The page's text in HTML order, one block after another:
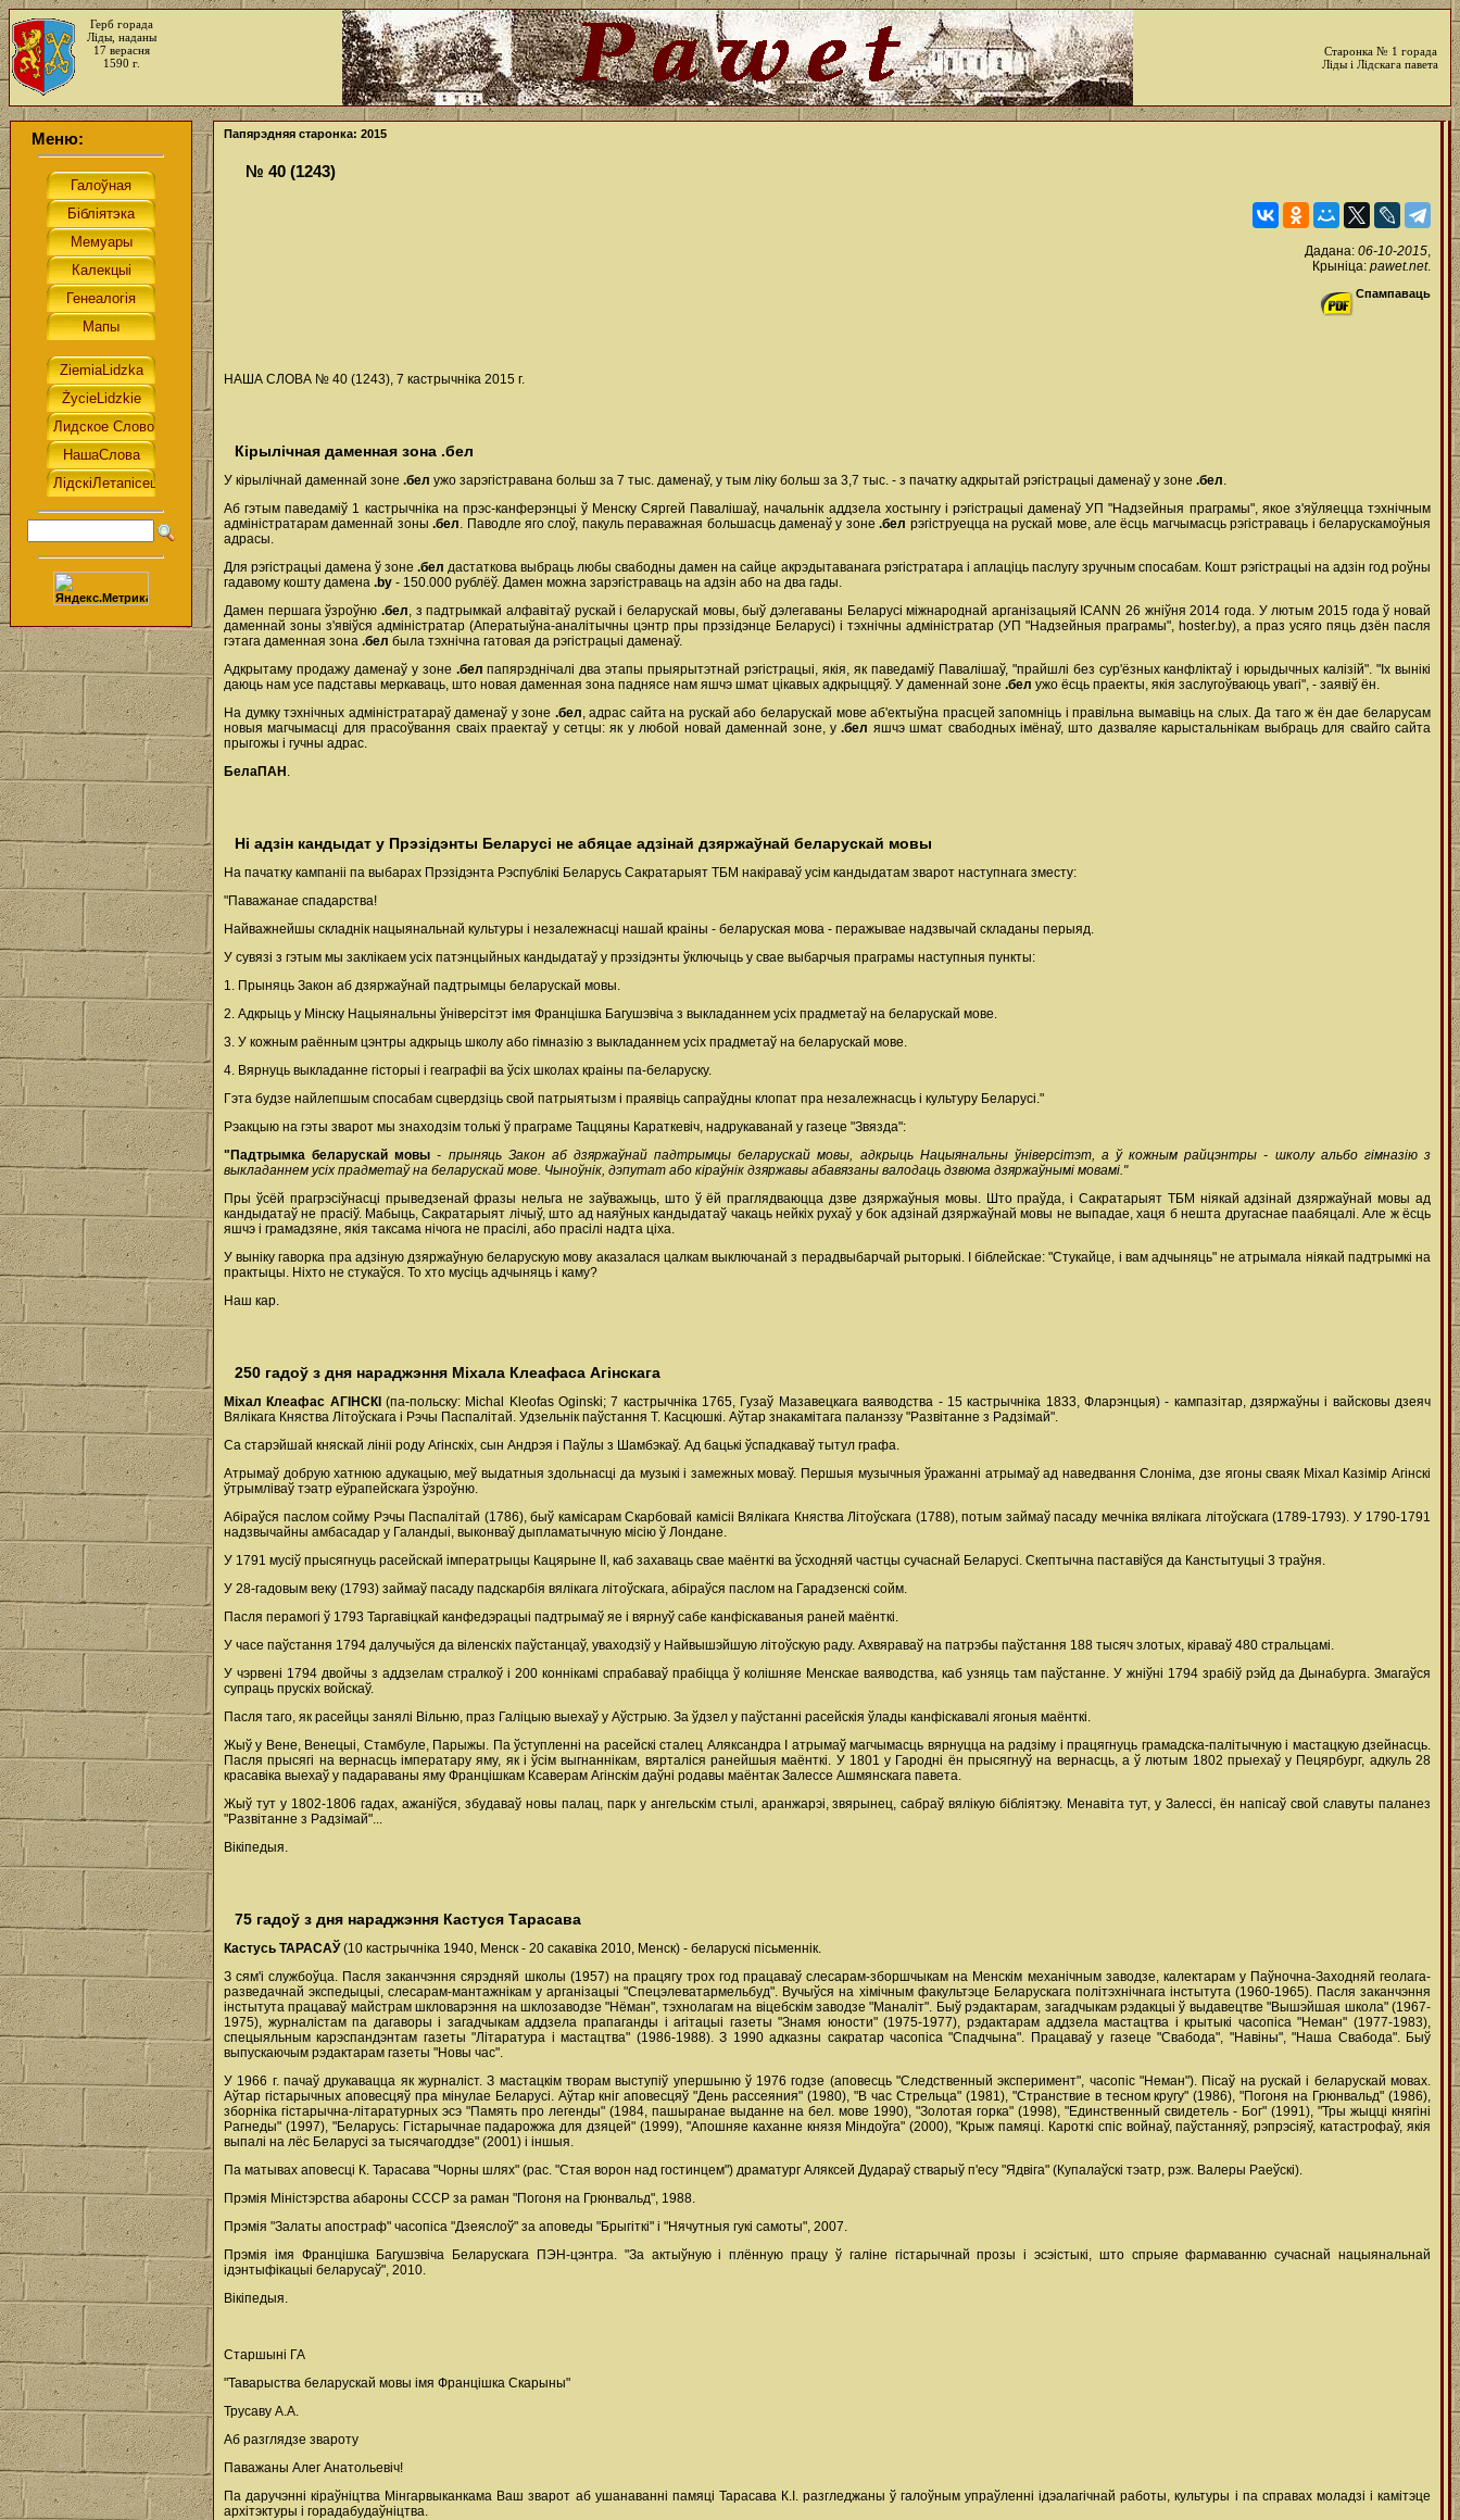
Герб горада
Ліды, наданы
17 верасня
1590 г.
Старонка № 1 горада
Ліды і Лідскага павета
Меню: Папярэдняя старонка: 2015
№ 40 (1243)
Дадана: 06-10-2015,
Крыніца: pawet.net.
Спампаваць
НАША СЛОВА № 40 (1243), 7 кастрычніка 2015 г.
Кірылічная даменная зона .бел
У кірылічнай даменнай зоне .бел ужо зарэгістравана больш за 7 тыс. даменаў, у тым ліку больш за 3,7 тыс. - з пачатку адкрытай рэгістрацыі даменаў у зоне .бел.
Аб гэтым паведаміў 1 кастрычніка на прэс-канферэнцыі ў Менску Сяргей Павалішаў, начальнік аддзела хостынгу і рэгістрацыі даменаў УП "Надзейныя праграмы", якое з'яўляецца тэхнічным
адміністратарам даменнай зоны.бел. Паводле яго слоў, пакуль пераважная большасць даменаў у зоне.бел рэгіструецца на рускай мове, але ёсць магчымасць рэгістраваць і беларускамоўныя
адрасы.
Для рэгістрацыі дамена ў зоне.бел дастаткова выбраць любы свабодны дамен на сайце акрэдытаванага рэгістратара і аплаціць паслугу зручным спосабам. Кошт рэгістрацыі на адзін год роўны
гадавому кошту дамена .by - 150.000 рублёў. Дамен можна зарэгістраваць на адзін або на два гады.
Дамен першага ўзроўню .бел, з падтрымкай алфавітаў рускай і беларускай мовы, быў дэлегаваны Беларусі міжнароднай арганізацыяй ICANN 26 жніўня 2014 года. У лютым 2015 года ў новай
даменнай зоны з'явіўся адміністратар (Аператыўна-аналітычны цэнтр пры прэзідэнце Беларусі) і тэхнічны адміністратар (УП "Надзейныя праграмы", hoster.by), а праз усяго пяць дзён пасля
гэтага даменная зона .бел была тэхнічна гатовая да рэгістрацыі даменаў.
Адкрытаму продажу даменаў у зоне .бел папярэднічалі два этапы прыярытэтнай рэгістрацыі, якія, як паведаміў Павалішаў, "прайшлі без сур'ёзных канфліктаў і юрыдычных калізій". "Іх вынікі
даюць нам усе падставы меркаваць, што новая даменная зона паднясе нам яшчэ шмат цікавых адкрыццяў. У даменнай зоне .бел ужо ёсць праекты, якія заслугоўваюць увагі", - заявіў ён.
На думку тэхнічных адміністратараў даменаў у зоне .бел, адрас сайта на рускай або беларускай мове аб'ектыўна прасцей запомніць і правільна вымавіць на слых. Да таго ж ён дае беларусам
новыя магчымасці для прасоўвання сваіх праектаў у сетцы: як у любой новай даменнай зоне, у.бел яшчэ шмат свабодных імёнаў, што дазваляе карыстальнікам выбраць для свайго сайта
прыгожы і гучны адрас.
БелаПАН .
Ні адзін кандыдат у Прэзідэнты Беларусі не абяцае адзінай дзяржаўнай беларускай мовы
На пачатку кампаніі па выбарах Прэзідэнта Рэспублікі Беларусь Сакратарыят ТБМ накіраваў усім кандыдатам зварот наступнага зместу:
"Паважанае спадарства!
Найважнейшы складнік нацыянальнай культуры і незалежнасці нашай краіны - беларуская мова - перажывае надзвычай складаны перыяд.
У сувязі з гэтым мы заклікаем усіх патэнцыйных кандыдатаў у прэзідэнты ўключыць у свае выбарчыя праграмы наступныя пункты:
1. Прыняць Закон аб дзяржаўнай падтрымцы беларускай мовы.
2. Адкрыць у Мінску Нацыянальны ўніверсітэт імя Францішка Багушэвіча з выкладаннем усіх прадметаў на беларускай мове.
3. У кожным раённым цэнтры адкрыць школу або гімназію з выкладаннем усіх прадметаў на беларускай мове.
4. Вярнуць выкладанне гісторыі і геаграфіі ва ўсіх школах краіны па-беларуску.
Гэта будзе найлепшым спосабам сцвердзіць свой патрыятызм і праявіць сапраўдны клопат пра незалежнасць і культуру Беларусі."
Рэакцыю на гэты зварот мы знаходзім толькі ў праграме Таццяны Караткевіч, надрукаванай у газеце "Звязда":
"Падтрымка беларускай мовы - прыняць Закон аб дзяржаўнай падтрымцы беларускай мовы, адкрыць Нацыянальны ўніверсітэт, а ў кожным райцэнтры - школу альбо гімназію з
выкладаннем усіх прадметаў на беларускай мове. Чыноўнік, дэпутат або кіраўнік дзяржавы абавязаны валодаць дзвюма дзяржаўнымі мовамі."
Пры ўсёй прагрэсіўнасці прыведзенай фразы нельга не заўважыць, што ў ёй праглядваюцца дзве дзяржаўныя мовы. Што праўда, і Сакратарыят ТБМ ніякай адзінай дзяржаўнай мовы ад
кандыдатаў не прасіў. Мабыць, Сакратарыят лічыў, што ад наяўных кандыдатаў чакаць нейкіх рухаў у бок адзінай дзяржаўнай мовы не выпадае, хаця б нешта другаснае паабяцалі. Але ж ёсць
яшчэ і грамадзяне, якія таксама нічога не прасілі, або прасілі надта ціха.
У выніку гаворка пра адзіную дзяржаўную беларускую мову аказалася цалкам выключанай з перадвыбарчай рыторыкі. І біблейскае: "Стукайце, і вам адчыняць" не атрымала ніякай падтрымкі на
практыцы. Ніхто не стукаўся. То хто мусіць адчыняць і каму?
Наш кар.
250 гадоў з дня нараджэння Міхала Клеафаса Агінскага
Міхал Клеафас АГІНСКІ (па-польску: Michal Kleofas Oginski; 7 кастрычніка 1765, Гузаў Мазавецкага ваяводства - 15 кастрычніка 1833, Фларэнцыя) - кампазітар, дзяржаўны і вайсковы дзеяч
Вялікага Княства Літоўскага і Рэчы Паспалітай. Удзельнік паўстання Т. Касцюшкі. Аўтар знакамітага паланэзу "Развітанне з Радзімай".
Са старэйшай княскай лініі роду Агінскіх, сын Андрэя і Паўлы з Шамбэкаў. Ад бацькі ўспадкаваў тытул графа.
Атрымаў добрую хатнюю адукацыю, меў выдатныя здольнасці да музыкі і замежных моваў. Першыя музычныя ўражанні атрымаў ад наведвання Слоніма, дзе ягоны сваяк Міхал Казімір Агінскі
ўтрымліваў тэатр еўрапейскага ўзроўню.
Абіраўся паслом сойму Рэчы Паспалітай (1786), быў камісарам Скарбовай камісіі Вялікага Княства Літоўскага (1788), потым займаў пасаду мечніка вялікага літоўскага (1789-1793). У 1790-1791
надзвычайны амбасадар у Галандыі, выконваў дыпламатычную місію ў Лондане.
У 1791 мусіў прысягнуць расейскай імператрыцы Кацярыне II, каб захаваць свае маёнткі ва ўсходняй частцы сучаснай Беларусі. Скептычна паставіўся да Канстытуцыі 3 траўня.
У 28-гадовым веку (1793) займаў пасаду падскарбія вялікага літоўскага, абіраўся паслом на Гарадзенскі сойм.
Пасля перамогі ў 1793 Таргавіцкай канфедэрацыі падтрымаў яе і вярнуў сабе канфіскаваныя раней маёнткі.
У часе паўстання 1794 далучыўся да віленскіх паўстанцаў, уваходзіў у Найвышэйшую літоўскую раду. Ахвяраваў на патрэбы паўстання 188 тысяч злотых, кіраваў 480 стральцамі.
У чэрвені 1794 двойчы з аддзелам стралкоў і 200 коннікамі спрабаваў прабіцца ў колішняе Менскае ваяводства, каб узняць там паўстанне. У жніўні 1794 зрабіў рэйд да Дынабурга. Змагаўся
супраць прускіх войскаў.
Пасля таго, як расейцы занялі Вільню, праз Галіцыю выехаў у Аўстрыю. За ўдзел у паўстанні расейскія ўлады канфіскавалі ягоныя маёнткі.
Жыў у Вене, Венецыі, Стамбуле, Парыжы. Па ўступленні на расейскі сталец Аляксандра I атрымаў магчымасць вярнуцца на радзіму і працягнуць грамадска-палітычную і мастацкую дзейнасць.
Пасля прысягі на вернасць імператару яму, як і ўсім выгнаннікам, вярталіся ранейшыя маёнткі. У 1801 у Гародні ён прысягнуў на вернасць, а ў лютым 1802 прыехаў у Пецярбург, адкуль 28
красавіка выехаў у падараваны яму Францішкам Ксаверам Агінскім даўні родавы маёнтак Залессе Ашмянскага павета.
Жыў тут у 1802-1806 гадах, ажаніўся, збудаваў новы палац, парк у ангельскім стылі, аранжарэі, звярынец, сабраў вялікую бібліятэку. Менавіта тут, у Залессі, ён напісаў свой славуты паланез
"Развітанне з Радзімай"...
Вікіпедыя.
75 гадоў з дня нараджэння Кастуся Тарасава
Кастусь ТАРАСАЎ(10 кастрычніка 1940, Менск - 20 сакавіка 2010, Менск) - беларускі пісьменнік.
З сям'і службоўца. Пасля заканчэння сярэдняй школы (1957) на працягу трох год працаваў слесарам-зборшчыкам на Менскім механічным заводзе, калектарам у Паўночна-Заходняй геолага-
разведачнай экспедыцыі, слесарам-мантажнікам у арганізацыі "Спецэлеватармельбуд". Вучыўся на хімічным факультэце Беларускага політэхнічнага інстытута (1960-1965). Пасля заканчэння
інстытута працаваў майстрам шкловарэння на шклозаводзе "Нёман", тэхнолагам на віцебскім заводзе "Маналіт". Быў рэдактарам, загадчыкам рэдакцыі ў выдавецтве "Вышэйшая школа" (1967-
1975), журналістам па дагаворы і загадчыкам аддзела прапаганды і агітацыі газеты "Знамя юности" (1975-1977), рэдактарам аддзела мастацтва і крытыкі часопіса "Неман" (1977-1983),
спецыяльным карэспандэнтам газеты "Літаратура і мастацтва" (1986-1988). З 1990 адказны сакратар часопіса "Спадчына". Працаваў у газеце "Свабода", "Навіны", "Наша Свабода". Быў
выпускаючым рэдактарам газеты "Новы час".
У 1966 г. пачаў друкавацца як журналіст. З мастацкім творам выступіў упершыню ў 1976 годзе (аповесць "Следственный эксперимент", часопіс "Неман"). Пісаў на рускай і беларускай мовах.
Аўтар гістарычных аповесцяў пра мінулае Беларусі. Аўтар кніг аповесцяў "День рассеяния" (1980), "В час Стрельца" (1981), "Странствие в тесном кругу" (1986), "Погоня на Грюнвальд" (1986),
зборніка гістарычна-літаратурных эсэ "Память про легенды" (1984, пашыранае выданне на бел. мове 1990), "Золотая горка" (1998), "Единственный свидетель - Бог" (1991), "Тры жыцці княгіні
Рагнеды" (1997), "Беларусь: Гістарычнае падарожжа для дзяцей" (1999), "Апошняе каханне князя Міндоўга" (2000), "Крыж памяці. Кароткі спіс войнаў, паўстанняў, рэпрэсіяў, катастрофаў, якія
выпалі на лёс Беларусі за тысячагоддзе" (2001) і іншыя.
Па матывах аповесці К. Тарасава "Чорны шлях" (рас. "Стая ворон над гостинцем") драматург Аляксей Дудараў стварыў п'есу "Ядвіга" (Купалаўскі тэатр, рэж. Валеры Раеўскі).
Прэмія Міністэрства абароны СССР за раман "Погоня на Грюнвальд", 1988.
Прэмія "Залаты апостраф" часопіса "Дзеяслоў" за аповеды "Брыгіткі" і "Нячутныя гукі самоты", 2007.
Прэмія імя Францішка Багушэвіча Беларускага ПЭН-цэнтра. "За актыўную і плённую працу ў галіне гістарычнай прозы і эсэістыкі, што спрыяе фармаванню сучаснай нацыянальнай
ідэнтыфікацыі беларусаў", 2010.
Вікіпедыя.
Старшыні ГА
"Таварыства беларускай мовы імя Францішка Скарыны"
Трусаву А.А.
Аб разглядзе звароту
Паважаны Алег Анатольевіч!
Па даручэнні кіраўніцтва Мінгарвыканкама Ваш зварот аб ушанаванні памяці Тарасава К.І. разгледжаны ў галоўным упраўленні ідэалагічнай работы, культуры і па справах моладзі і камітэце
архітэктуры і горадабудаўніцтва.